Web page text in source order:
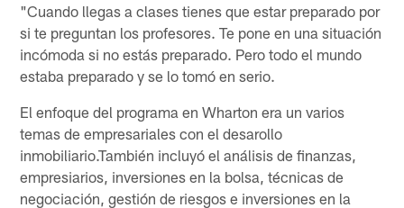
"Cuando llegas a clases tienes que estar preparado por
si te preguntan los profesores. Te pone en una situación
incómoda si no estás preparado. Pero todo el mundo
estaba preparado y se lo tomó en serio.
El enfoque del programa en Wharton era un varios
temas de empresariales con el desarollo
inmobiliario.También incluyó el análisis de finanzas,
empresiarios, inversiones en la bolsa, técnicas de
negociación, gestión de riesgos e inversiones en la